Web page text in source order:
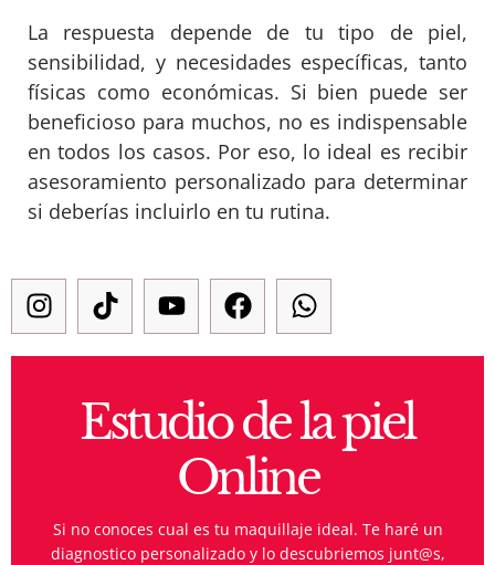
La respuesta depende de tu tipo de piel,
sensibilidad, y necesidades específicas, tanto
físicas como económicas. Si bien puede ser
beneficioso para muchos, no es indispensable
en todos los casos. Por eso, lo ideal es recibir
asesoramiento personalizado para determinar
si deberías incluirlo en tu rutina.
Estudio de la piel
Online
Si no conoces cual es tu maquillaje ideal. Te haré un
diagnostico personalizadoy lo descubriemos junt@s,